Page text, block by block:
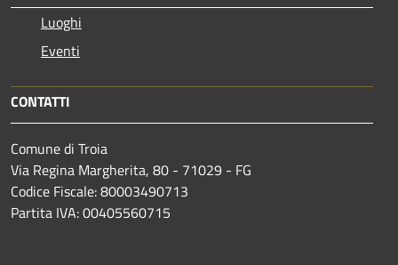
Luoghi
Eventi
CONTATTI
Comune di Troia
Via Regina Margherita, 80 - 71029 - FG
Codice Fiscale: 80003490713
Partita IVA: 00405560715